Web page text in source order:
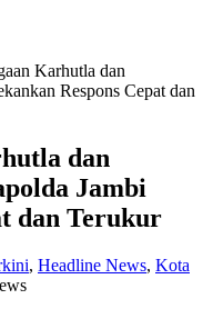
Karhutla dan
Respons Cepat dan
dan
Jambi
dan Terukur
, Headline News, Kota